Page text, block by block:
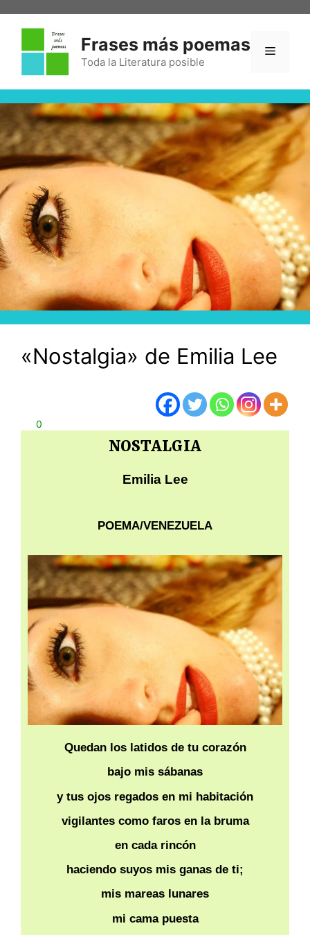
Frases más poemas
Toda la Literatura posible
«Nostalgia» de Emilia Lee
0
NOSTALGIA
Emilia Lee
POEMA/VENEZUELA
Quedan los latidos de tu corazón
bajo mis sábanas
y tus ojos regados en mi habitación
vigilantes como faros en la bruma
en cada rincón
haciendo suyos mis ganas de ti;
mis mareas lunares
mi cama puesta